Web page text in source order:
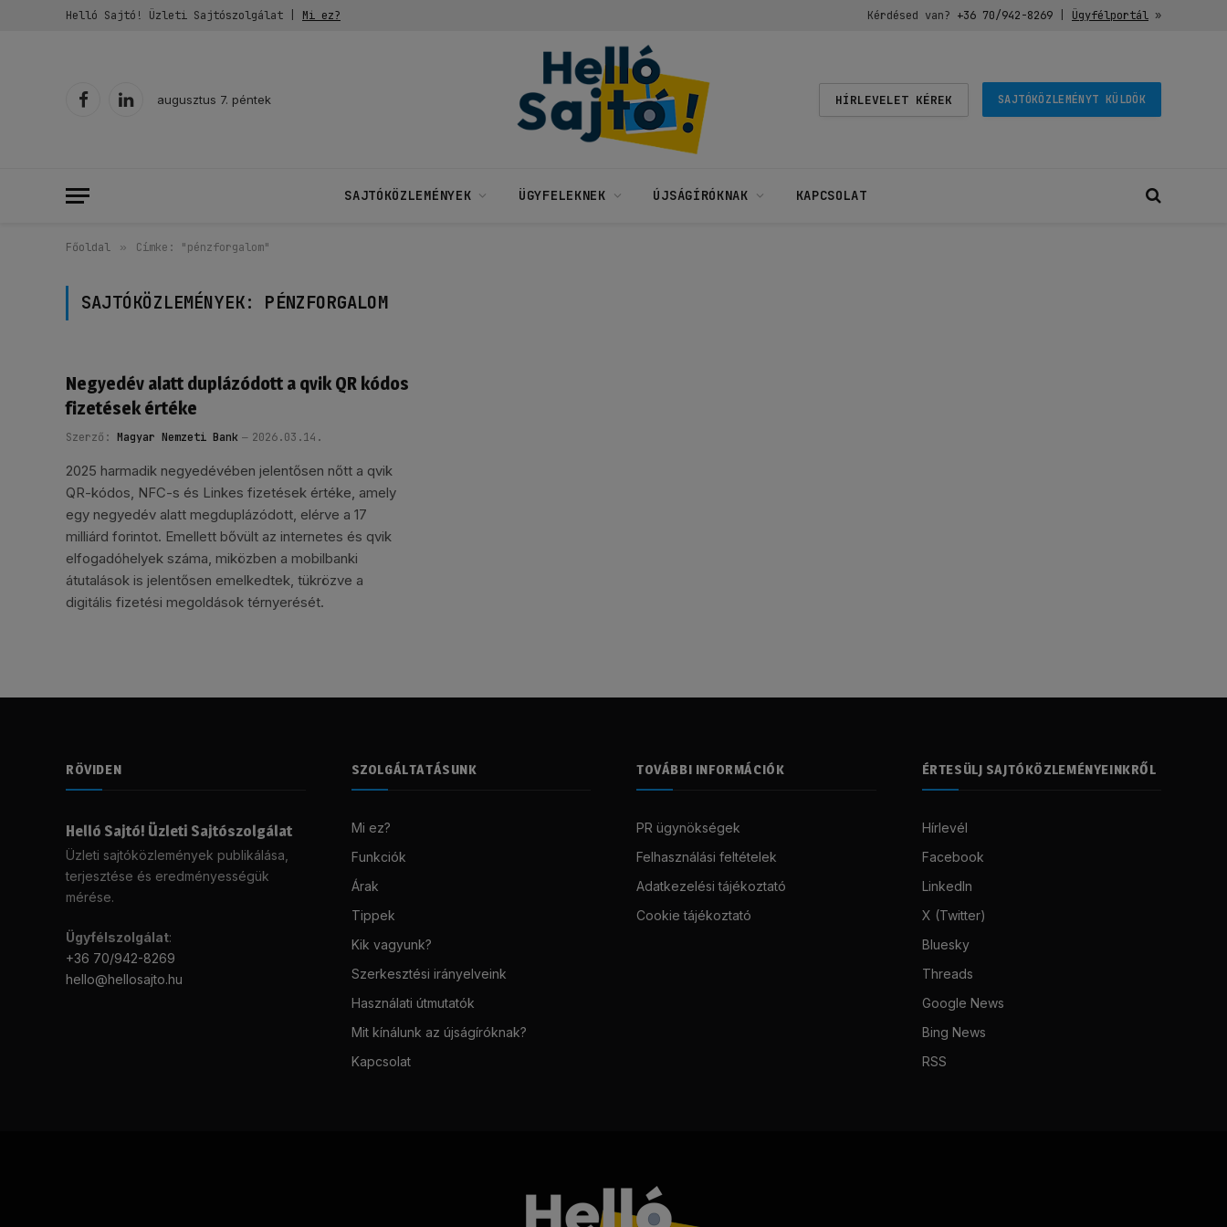
Helló Sajtó! Üzleti Sajtószolgálat | Mi ez? Kérdésed van? +36 70/942-8269| Ügyfélportál»
FacebookLinkedIn
augusztus 7. péntek HÍRLEVELET KÉREK SAJTÓKÖZLEMÉNYT KÜLDÖK
SAJTÓKÖZLEMÉNYEK ÜGYFELEKNEK ÚJSÁGÍRÓKNAK KAPCSOLAT
Főoldal » Címke: "pénzforgalom"
SAJTÓKÖZLEMÉNYEK: PÉNZFORGALOM
Negyedév alatt duplázódott a qvik QR kódos
fizetések értéke
Szerző: Magyar Nemzeti Bank 2026.03.14.
2025 harmadik negyedévében jelentősen nőtt a qvik
QR-kódos, NFC-s és Linkes fizetések értéke, amely
egy negyedév alatt megduplázódott, elérve a 17
milliárd forintot. Emellett bővült az internetes és qvik
elfogadóhelyek száma, miközben a mobilbanki
átutalások is jelentősen emelkedtek, tükrözve a
digitális fizetési megoldások térnyerését.
RÖVIDEN
Helló Sajtó! Üzleti Sajtószolgálat
Üzleti sajtóközlemények publikálása,
terjesztése és eredményességük
mérése.
Ügyfélszolgálat:
+36 70/942-8269
hello@hellosajto.hu
SZOLGÁLTATÁSUNK
Mi ez?
Funkciók
Árak
Tippek
Kik vagyunk?
Szerkesztési irányelveink
Használati útmutatók
Mit kínálunk az újságíróknak?
Kapcsolat
TOVÁBBI INFORMÁCIÓK
PR ügynökségek
Felhasználási feltételek
Adatkezelési tájékoztató
Cookie tájékoztató
ÉRTESÜLJ SAJTÓKÖZLEMÉNYEINKRŐL
Hírlevél
Facebook
LinkedIn
X (Twitter)
Bluesky
Threads
Google News
Bing News
RSS